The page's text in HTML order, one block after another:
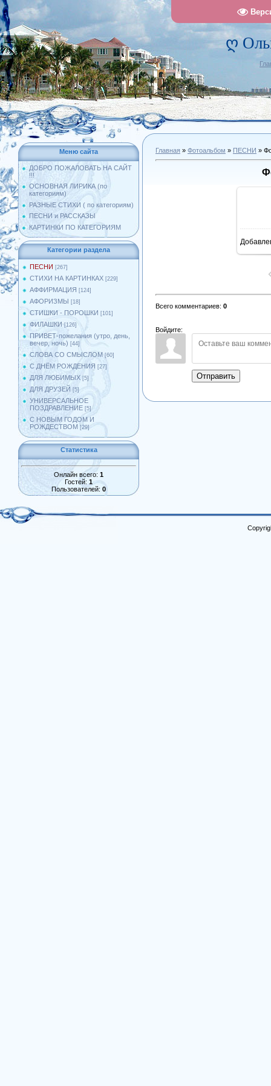
ღ
Меню сайта
ДОБРО ПОЖАЛОВАТЬ НА САЙТ
!!!
ОСНОВНАЯ ЛИРИКА (по
категориям)
РАЗНЫЕ СТИХИ ( по категориям)
ПЕСНИ и РАССКАЗЫ
КАРТИНКИ ПО КАТЕГОРИЯМ
Категории раздела
ПЕСНИ [267]
СТИХИ НА КАРТИНКАХ [229]
АФФИРМАЦИЯ [124]
АФОРИЗМЫ [18]
СТИШКИ - ПОРОШКИ [101]
ФИЛАШКИ [126]
ПРИВЕТ-пожелания (утро, день,
вечер, ночь) [44]
СЛОВА СО СМЫСЛОМ [60]
С ДНЁМ РОЖДЕНИЯ [27]
ДЛЯ ЛЮБИМЫХ [5]
ДЛЯ ДРУЗЕЙ [5]
УНИВЕРСАЛЬНОЕ
ПОЗДРАВЛЕНИЕ [5]
С НОВЫМ ГОДОМ И
РОЖДЕСТВОМ [29]
Статистика
Онлайн всего: 1
Гостей: 1
Пользователей: 0
Главная » Фотоальбом » ПЕСНИ »
Всего комментариев: 0
Войдите:
Отправить